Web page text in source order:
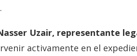
Uzair, representante
activamente en el